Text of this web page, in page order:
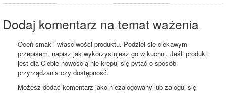
Dodaj komentarz na temat ważenia
Oceń smak i właściwości produktu. Podziel się ciekawym
przepisem, napisz jak wykorzystujesz go w kuchni. Jeśli produkt
jest dla Ciebie nowością nie krępuj się pytać o sposób
przyrządzania czy dostępność.
Możesz dodać komentarz jako niezalogowany lub zaloguj się